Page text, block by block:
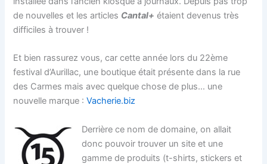
de nouvelles et les articles Cantal+ étaient devenus très
difficiles à trouver !
Et bien rassurez vous, car cette année lors du 22ème
festival d’Aurillac, une boutique était présente dans la rue
des Carmes mais avec quelque chose de plus… une
nouvelle marque :Vacherie.biz
Derrière ce nom de domaine, on allait
donc pouvoir trouver un site et une
gamme de produits (t-shirts, stickers et